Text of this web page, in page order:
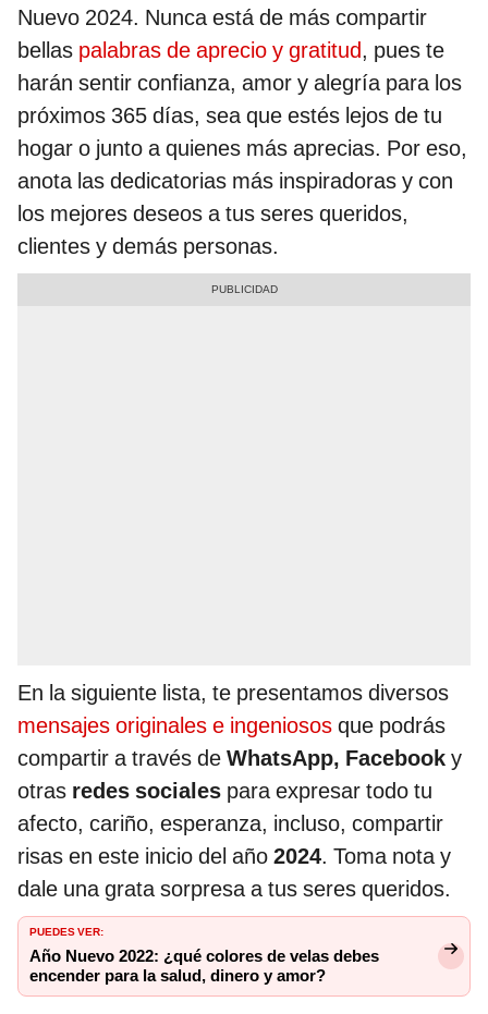
Nuevo 2024. Nunca está de más compartir
bellas palabras de aprecio y gratitud, pues te
harán sentir confianza, amor y alegría para los
próximos 365 días, sea que estés lejos de tu
hogar o junto a quienes más aprecias. Por eso,
anota las dedicatorias más inspiradoras y con
los mejores deseos a tus seres queridos,
clientes y demás personas.
En la siguiente lista, te presentamos diversos
mensajes originales e ingeniosos que podrás
compartir a través de WhatsApp, Facebook y
otras redes sociales para expresar todo tu
afecto, cariño, esperanza, incluso, compartir
risas en este inicio del año 2024. Toma nota y
dale una grata sorpresa a tus seres queridos.
PUEDES VER:
Año Nuevo 2022: ¿qué colores de velas debes
encender para la salud, dinero y amor?